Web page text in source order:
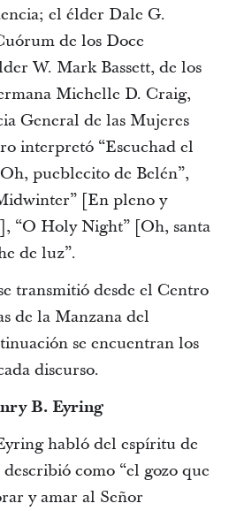
el élder Dale G.
de los Doce
W. Mark Bassett, de los
Michelle D. Craig,
General de las Mujeres
interpretó “Escuchad el
pueblecito de Belén”,
[En pleno y
“O Holy Night” [Oh, santa
de luz”.
transmitió desde el Centro
de la Manzana del
se encuentran los
discurso.
B. Eyring
habló del espíritu de
como “el gozo que
y amar al Señor